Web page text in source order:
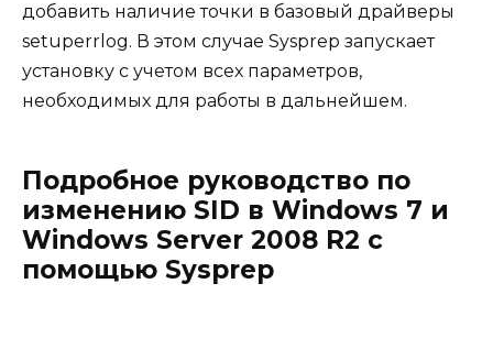
добавить наличие точки в базовый драйверы
setuperrlog. В этом случае Sysprep запускает
установку с учетом всех параметров,
необходимых для работы в дальнейшем.
Подробное руководство по
изменению SID в Windows 7 и
Windows Server 2008 R2 с
помощью Sysprep